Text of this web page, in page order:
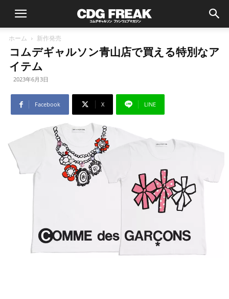
ホーム 新作発売
コムデギャルソン青山店で買える特別なア
イテム
2023年6月3日
Facebook X LINE